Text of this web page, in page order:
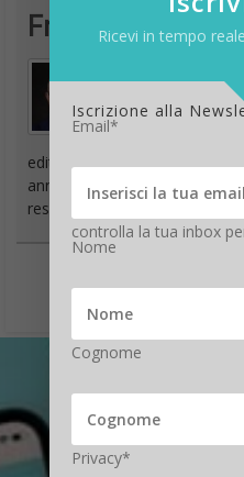
Francesco
Giornalista
anni si occupa
editoriale della rivista
anni al Gruppo Sole 24 Ore. È
responsabile di Digitalic
Ricevi in tempo
Iscrizione alla
Email*
controlla la tua inbox
Nome
Cognome
Privacy*